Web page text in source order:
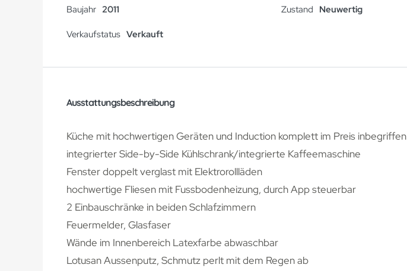
Baujahr 2011 Zustand Neuwertig
Verkaufstatus Verkauft
Ausstattungsbeschreibung
Küche mit hochwertigen Geräten und Induction komplett im Preis inbegriffen
integrierter Side-by-Side Kühlschrank/integrierte Kaffeemaschine
Fenster doppelt verglast mit Elektrorollläden
hochwertige Fliesen mit Fussbodenheizung, durch App steuerbar
2 Einbauschränke in beiden Schlafzimmern
Feuermelder, Glasfaser
Wände im Innenbereich Latexfarbe abwaschbar
Lotusan Aussenputz, Schmutz perlt mit dem Regen ab